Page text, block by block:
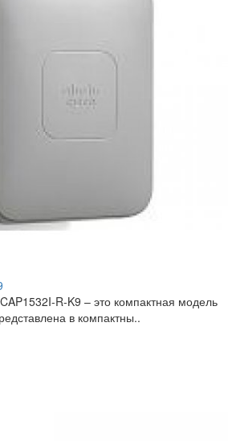
R-K9 – это компактная модель
в компактны..